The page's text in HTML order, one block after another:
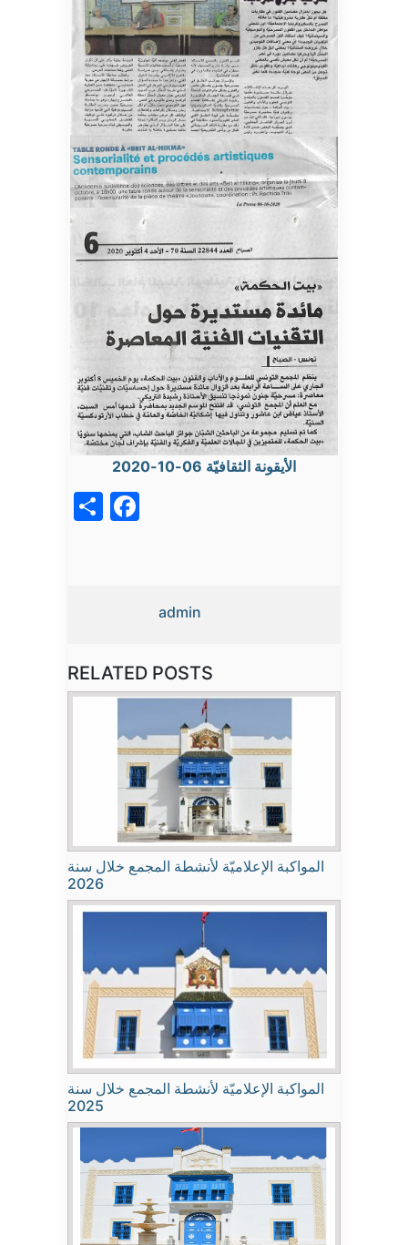
الأيقونة الثقافيّة 06-10-2020
admin
RELATED POSTS
المواكبة الإعلاميّة لأنشطة المجمع خلال سنة
2026
المواكبة الإعلاميّة لأنشطة المجمع خلال سنة
2025